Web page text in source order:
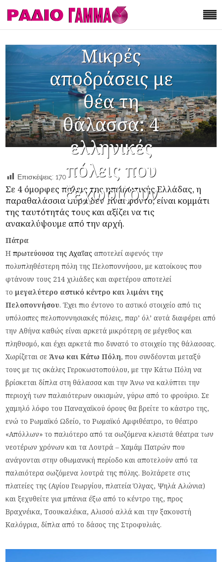
Μικρές
αποδράσεις με
θέα τη
θάλασσα: 4
ελληνικές
πόλεις που
ξεχωρίζουν
Επισκέψεις: 170
Σε 4 όμορφες πόλεις της ηπειρωτικής Ελλάδας, η
παραθαλάσσια αύρα δεν είναι φόντο, είναι κομμάτι
της ταυτότητάς τους και αξίζει να τις
ανακαλύψουμε από την αρχή.
Πάτρα
Ηπρωτεύουσα της Αχαΐας αποτελεί αφενός την
πολυπληθέστερη πόλη της Πελοποννήσου, με κατοίκους που
φτάνουν τους 214 χιλιάδες και αφετέρου αποτελεί
το μεγαλύτερο αστικό κέντρο και λιμάνι της
Πελοποννήσου. Έχει πιο έντονο το αστικό στοιχείο από τις
υπόλοιπες πελοποννησιακές πόλεις, παρ’ όλ’ αυτά διαφέρει από
την Αθήνα καθώς είναι αρκετά μικρότερη σε μέγεθος και
πληθυσμό, και έχει αρκετά πιο δυνατό το στοιχείο της θάλασσας.
Χωρίζεται σεΆνω και Κάτω Πόλη, που συνδέονται μεταξύ
τους με τις σκάλες Γεροκωστοπούλου, με την Κάτω Πόλη να
βρίσκεται δίπλα στη θάλασσα και την Άνω να καλύπτει την
περιοχή των παλαιότερων οικισμών, γύρω από το φρούριο. Σε
χαμηλό λόφο του Παναχαϊκού όρους θα βρείτε το κάστρο της,
ενώ το Ρωμαϊκό Ωδείο, το Ρωμαϊκό Αμφιθέατρο, το θέατρο
«Απόλλων» το παλιότερο από τα σωζόμενα κλειστά θέατρα των
νεοτέρων χρόνων και τα Λουτρά – Χαμάμ Πατρών που
ανάγονται στην οθωμανική περίοδο και αποτελούν από τα
παλαιότερα σωζόμενα λουτρά της πόλης. Βολτάρετε στις
πλατείες της (Αγίου Γεωργίου, πλατεία Όλγας, Ψηλά Αλώνια)
και ξεχυθείτε για μπάνια έξω από το κέντρο της, προς
Βραχνέικα, Τσουκαλέικα, Αλισσό αλλά και την ξακουστή
Καλόγρια, δίπλα από το δάσος της Στροφυλιάς.